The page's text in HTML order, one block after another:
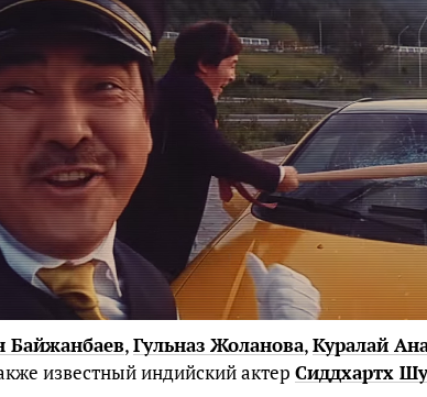
Байжанбаев,Гульназ Жоланова,Куралай
известный индийский актер Сиддхартх